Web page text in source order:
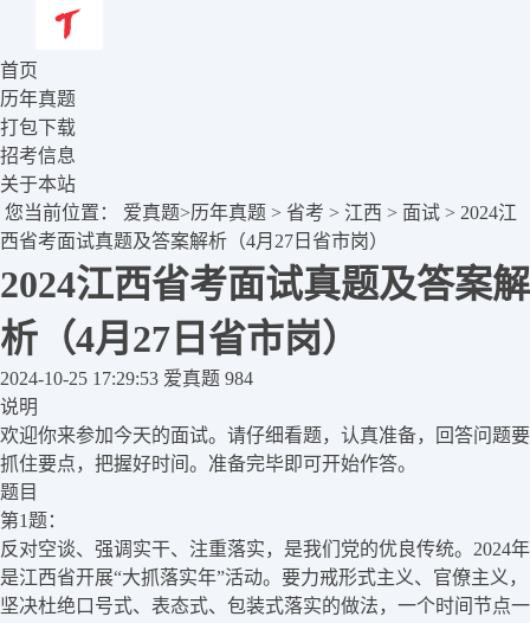
首页
历年真题
打包下载
招考信息
关于本站
您当前位置：
爱真题>历年真题 > 省考 > 江西 > 面试 > 2024江
西省考面试真题及答案解析（4月27日省市岗）
2024江西省考面试真题及答案解
析（4月27日省市岗）
2024-10-25 17:29:53 爱真题 984
说明
欢迎你来参加今天的面试。请仔细看题，认真准备，回答问题要
抓住要点，把握好时间。准备完毕即可开始作答。
题目
第1题：
反对空谈、强调实干、注重落实，是我们党的优良传统。2024年
是江西省开展“大抓落实年”活动。要力戒形式主义、官僚主义，
坚决杜绝口号式、表态式、包装式落实的做法，一个时间节点一